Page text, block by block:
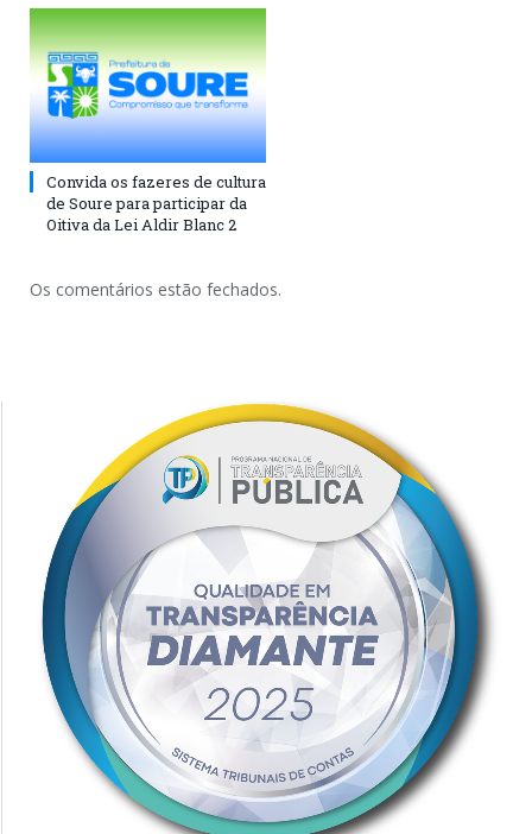
Convida os fazeres de cultura
de Soure para participar da
Oitiva da Lei Aldir Blanc 2
Os comentários estão fechados.